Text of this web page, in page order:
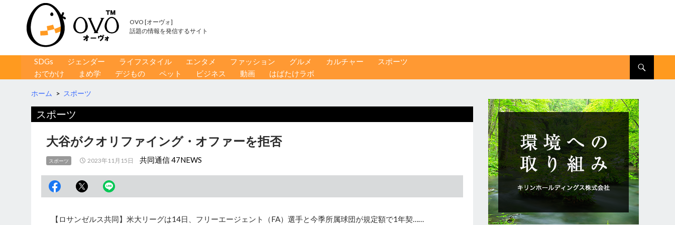
OVO [オーヴォ]
話題の情報を発信するサイト
コンテンツへ移動
SDGs ジェンダー ライフスタイル エンタメ ファッション グルメ カルチャー
スポーツ
おでかけ
まめ学 デジもの ペット ビジネス 動画 はばたけラボ
ホーム > スポーツ
スポーツ
大谷がクオリファイング・オファーを拒否
スポーツ 2023年11月15日 共同通信 47NEWS
【ロサンゼルス共同】米大リーグは14日、フリーエージェント（FA）選手と今季所属球団が規定額で1年契……